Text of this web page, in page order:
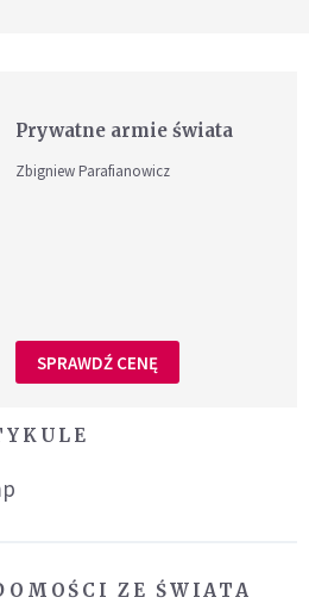
Prywatne armie świata
Zbigniew Parafianowicz
SPRAWDŹ CENĘ
ZE ŚWIATA